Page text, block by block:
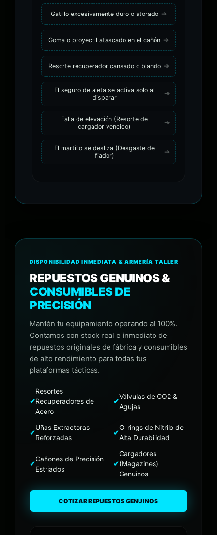
Gatillo excesivamente duro o atorado
Goma o proyectil atascado en el cañón
Resorte recuperador cansado o blando
El seguro de aleta se activa solo al
disparar
Falla de elevación (Resorte de
cargador vencido)
El martillo se desliza (Desgaste de
fiador)
DISPONIBILIDAD INMEDIATA & ARMERÍA TALLER
REPUESTOS GENUINOS &
CONSUMIBLES DE
PRECISIÓN
Mantén tu equipamiento operando al 100%.
Contamos con stock real e inmediato de
repuestos originales de fábrica y consumibles
de alto rendimiento para todas tus
plataformas tácticas.
✔
Resortes
Recuperadores de
Acero
✔
Válvulas de CO2 &
Agujas
✔
Uñas Extractoras
Reforzadas
✔
O-rings de Nitrilo de
Alta Durabilidad
✔
Cañones de Precisión
Estriados
✔
Cargadores
(Magazines)
Genuinos
COTIZAR REPUESTOS GENUINOS